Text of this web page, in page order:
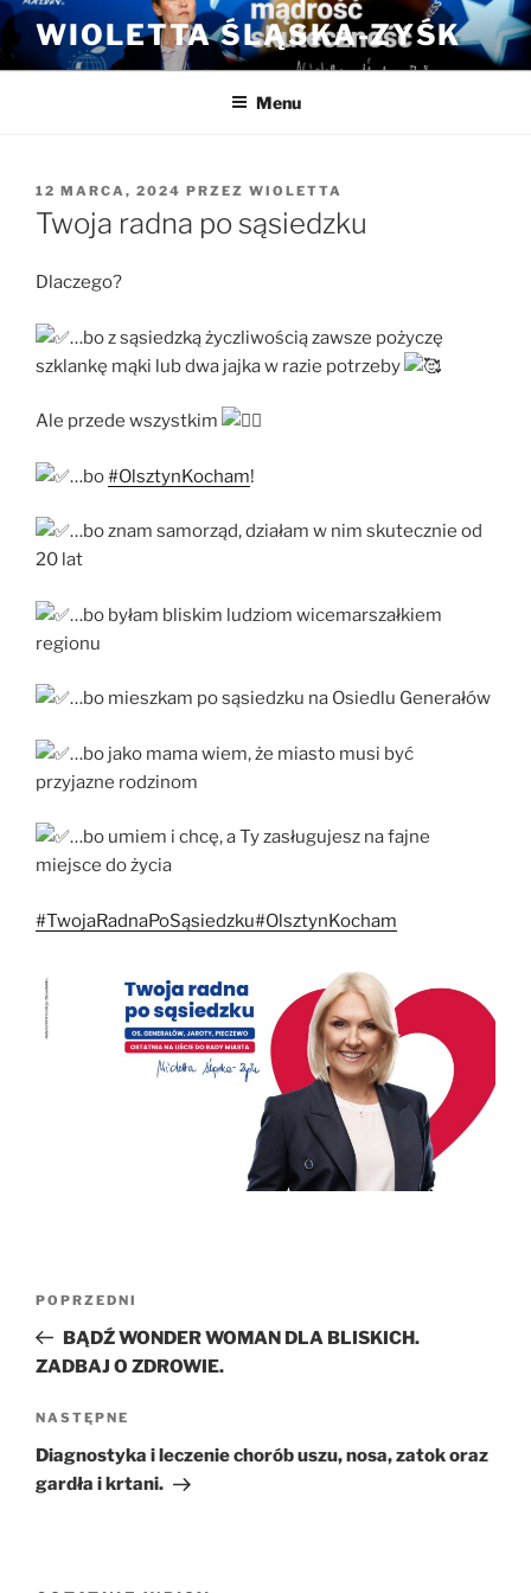
Przejdź
do
treści
WIOLETTA ŚLĄSKA-ZYŚK
Menu
OPUBLIKOWANE
W
12 MARCA, 2024 PRZEZ WIOLETTA
Twoja radna po sąsiedzku
Dlaczego?
…bo z sąsiedzką życzliwością zawsze pożyczę
szklankę mąki lub dwa jajka w razie potrzeby
Ale przede wszystkim
…bo#OlsztynKocham!
…bo znam samorząd, działam w nim skutecznie od
20 lat
…bo byłam bliskim ludziom wicemarszałkiem
regionu
…bo mieszkam po sąsiedzku na Osiedlu Generałów
…bo jako mama wiem, że miasto musi być
przyjazne rodzinom
…bo umiem i chcę, a Ty zasługujesz na fajne
miejsce do życia
#TwojaRadnaPoSąsiedzku#OlsztynKocham
Poprzedni
wpis
POPRZEDNI
BĄDŹ WONDER WOMAN DLA BLISKICH.
ZADBAJ O ZDROWIE.
Następny
wpis
NASTĘPNE
Diagnostyka i leczenie chorób uszu, nosa, zatok oraz
gardła i krtani.